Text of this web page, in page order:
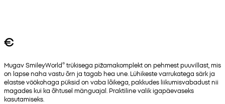
€
Mugav SmileyWorld® trükisega pižamakomplekt on pehmest puuvillast, mis
on lapse naha vastu õrn ja tagab hea une. Lühikeste varrukatega särk ja
elastse vöökohaga püksid on vaba lõikega, pakkudes liikumisvabadust nii
magades kui ka õhtusel mänguajal. Praktiline valik igapäevaseks
kasutamiseks.